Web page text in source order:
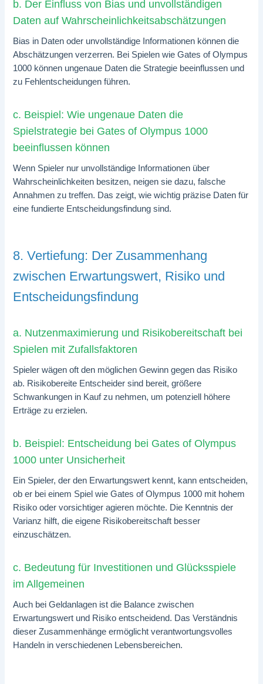
b. Der Einfluss von Bias und unvollständigen
Daten auf Wahrscheinlichkeitsabschätzungen
Bias in Daten oder unvollständige Informationen können die
Abschätzungen verzerren. Bei Spielen wie Gates of Olympus
1000 können ungenaue Daten die Strategie beeinflussen und
zu Fehlentscheidungen führen.
c. Beispiel: Wie ungenaue Daten die
Spielstrategie bei Gates of Olympus 1000
beeinflussen können
Wenn Spieler nur unvollständige Informationen über
Wahrscheinlichkeiten besitzen, neigen sie dazu, falsche
Annahmen zu treffen. Das zeigt, wie wichtig präzise Daten für
eine fundierte Entscheidungsfindung sind.
8. Vertiefung: Der Zusammenhang
zwischen Erwartungswert, Risiko und
Entscheidungsfindung
a. Nutzenmaximierung und Risikobereitschaft bei
Spielen mit Zufallsfaktoren
Spieler wägen oft den möglichen Gewinn gegen das Risiko
ab. Risikobereite Entscheider sind bereit, größere
Schwankungen in Kauf zu nehmen, um potenziell höhere
Erträge zu erzielen.
b. Beispiel: Entscheidung bei Gates of Olympus
1000 unter Unsicherheit
Ein Spieler, der den Erwartungswert kennt, kann entscheiden,
ob er bei einem Spiel wie Gates of Olympus 1000 mit hohem
Risiko oder vorsichtiger agieren möchte. Die Kenntnis der
Varianz hilft, die eigene Risikobereitschaft besser
einzuschätzen.
c. Bedeutung für Investitionen und Glücksspiele
im Allgemeinen
Auch bei Geldanlagen ist die Balance zwischen
Erwartungswert und Risiko entscheidend. Das Verständnis
dieser Zusammenhänge ermöglicht verantwortungsvolles
Handeln in verschiedenen Lebensbereichen.